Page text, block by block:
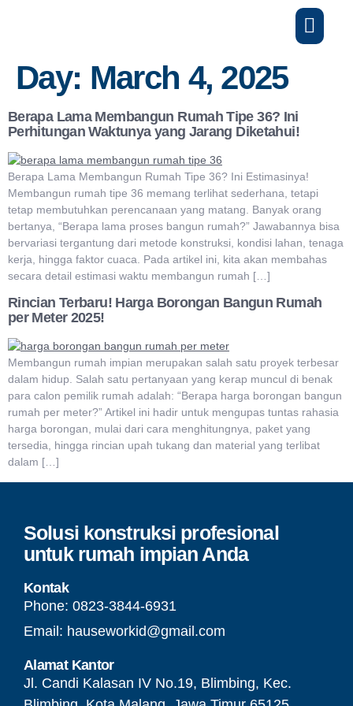
Day: March 4, 2025
Berapa Lama Membangun Rumah Tipe 36? Ini
Perhitungan Waktunya yang Jarang Diketahui!
Berapa Lama Membangun Rumah Tipe 36? Ini Estimasinya!
Membangun rumah tipe 36 memang terlihat sederhana, tetapi
tetap membutuhkan perencanaan yang matang. Banyak orang
bertanya, “Berapa lama proses bangun rumah?” Jawabannya bisa
bervariasi tergantung dari metode konstruksi, kondisi lahan, tenaga
kerja, hingga faktor cuaca. Pada artikel ini, kita akan membahas
secara detail estimasi waktu membangun rumah […]
Rincian Terbaru! Harga Borongan Bangun Rumah
per Meter 2025!
Membangun rumah impian merupakan salah satu proyek terbesar
dalam hidup. Salah satu pertanyaan yang kerap muncul di benak
para calon pemilik rumah adalah: “Berapa harga borongan bangun
rumah per meter?” Artikel ini hadir untuk mengupas tuntas rahasia
harga borongan, mulai dari cara menghitungnya, paket yang
tersedia, hingga rincian upah tukang dan material yang terlibat
dalam […]
Solusi konstruksi profesional
untuk rumah impian Anda
Kontak
Phone: 0823-3844-6931‬
Email: hauseworkid@gmail.com
Alamat Kantor
Jl. Candi Kalasan IV No.19, Blimbing, Kec.